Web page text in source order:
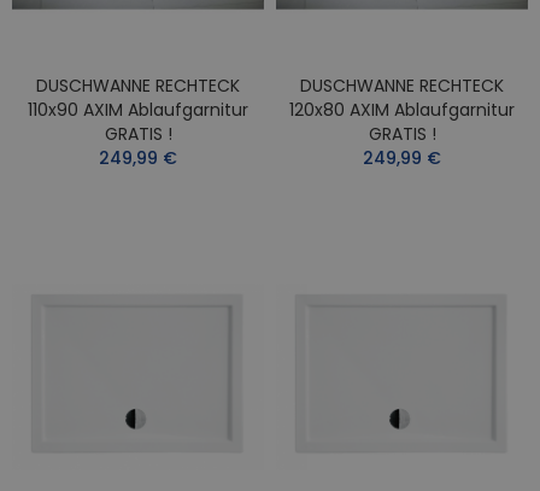
DUSCHWANNE RECHTECK
110x90 AXIM Ablaufgarnitur
GRATIS !
249,99 €
DUSCHWANNE RECHTECK
120x80 AXIM Ablaufgarnitur
GRATIS !
249,99 €